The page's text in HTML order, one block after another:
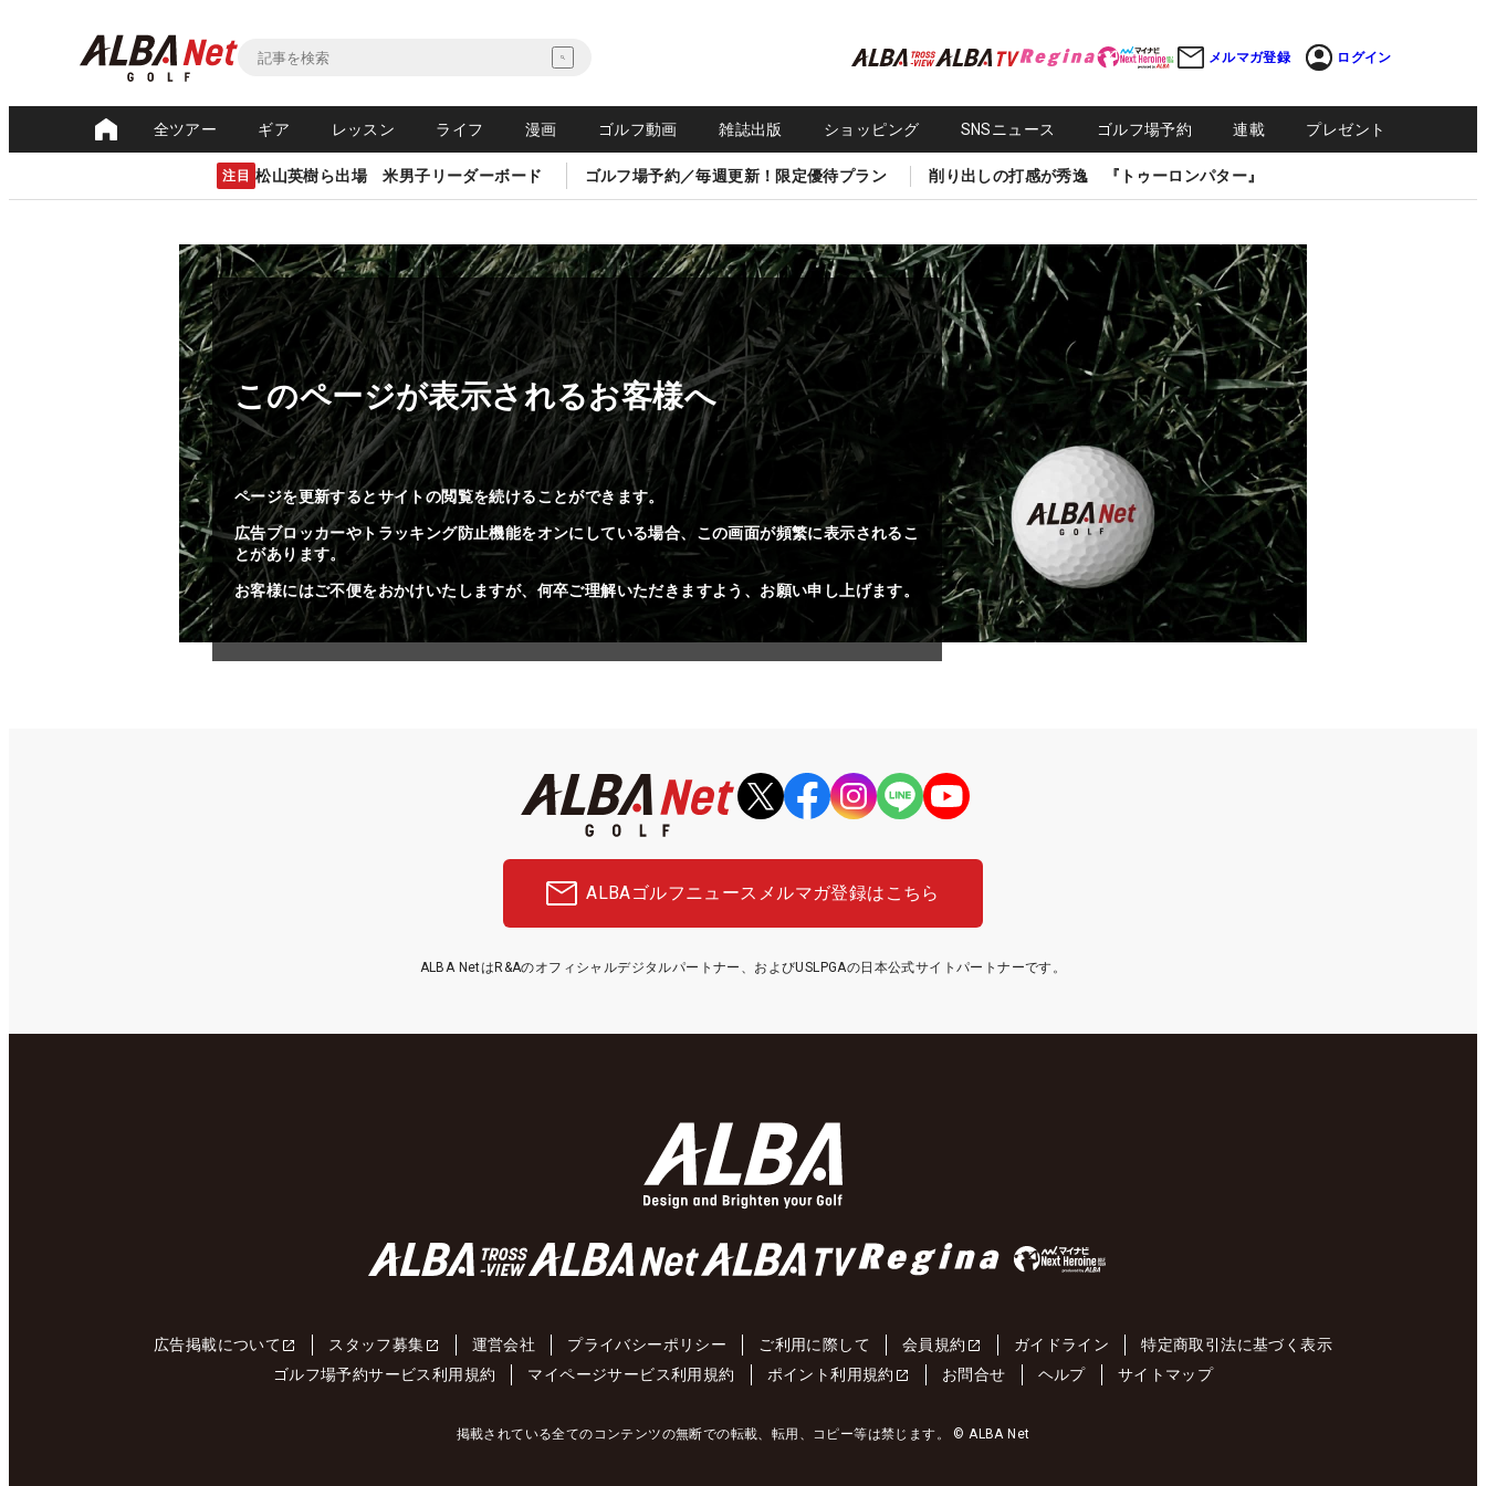
メルマガ登録 ログイン
全ツアー ギア レッスン ライフ 漫画 ゴルフ動画 雑誌出版 ショッピング SNSニュース ゴルフ場予約 連載 プレゼント
注目 松山英樹ら出場 米男子リーダーボード ゴルフ場予約／毎週更新！限定優待プラン 削り出しの打感が秀逸 『トゥーロンパター』
このページが表示されるお客様へ
ページを更新するとサイトの閲覧を続けることができます。
広告ブロッカーやトラッキング防止機能をオンにしている場合、この画面が頻繁に表示されるこ
とがあります。
お客様にはご不便をおかけいたしますが、何卒ご理解いただきますよう、お願い申し上げます。
ALBAゴルフニュース メルマガ登録はこちら
ALBA NetはR&Aのオフィシャルデジタルパートナー、およびUSLPGAの日本公式サイトパートナーです。
広告掲載について スタッフ募集 運営会社 プライバシーポリシー ご利用に際して 会員規約 ガイドライン
特定商取引法に基づく表示
ゴルフ場予約サービス利用規約
マイページサービス利用規約 ポイント利用規約 お問合せ ヘルプ サイトマップ
掲載されている全てのコンテンツの無断での転載、転用、コピー等は禁じます。 © ALBA Net